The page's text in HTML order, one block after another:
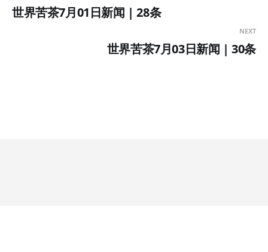
世界苦茶7月01日新闻 | 28条
NEXT
世界苦茶7月03日新闻 | 30条